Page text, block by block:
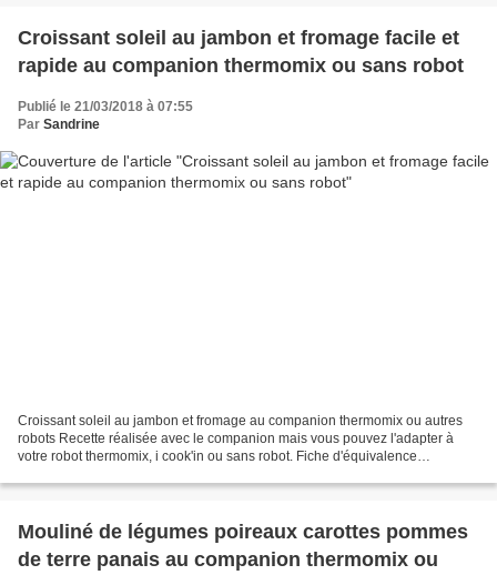
Croissant soleil au jambon et fromage facile et
rapide au companion thermomix ou sans robot
Publié le 21/03/2018 à 07:55
Par Sandrine
Croissant soleil au jambon et fromage au companion thermomix ou autres
robots Recette réalisée avec le companion mais vous pouvez l'adapter à
votre robot thermomix, i cook'in ou sans robot. Fiche d'équivalence
Mouliné de légumes poireaux carottes pommes
de terre panais au companion thermomix ou